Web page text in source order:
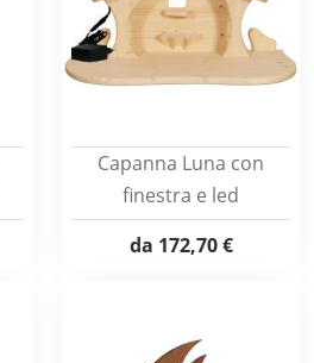
Capanna Luna con
finestra e led
da 172,70 €